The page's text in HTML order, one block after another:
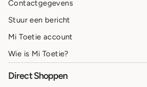
Contactgegevens
Stuur een bericht
Mi Toetie account
Wie is Mi Toetie?
Direct Shoppen